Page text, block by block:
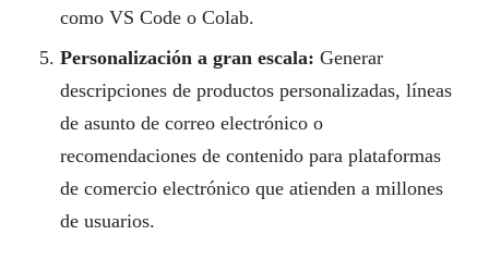
como VS Code o Colab.
Personalización a gran escala: Generar
descripciones de productos personalizadas, líneas
de asunto de correo electrónico o
recomendaciones de contenido para plataformas
de comercio electrónico que atienden a millones
de usuarios.